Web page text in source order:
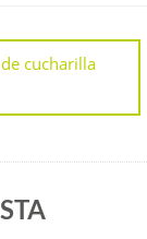
cucharilla